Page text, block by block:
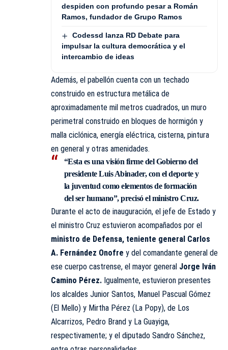
despiden con profundo pesar a Román
Ramos, fundador de Grupo Ramos
Codessd lanza RD Debate para
impulsar la cultura democrática y el
intercambio de ideas
Además, el pabellón cuenta con un techado
construido en estructura metálica de
aproximadamente mil metros cuadrados, un muro
perimetral construido en bloques de hormigón y
malla ciclónica, energía eléctrica, cisterna, pintura
en general y otras amenidades.
“Esta es una visión firme del Gobierno del
presidente Luis Abinader, con el deporte y
la juventud como elementos de formación
del ser humano”, precisó el ministro Cruz.
Durante el acto de inauguración, el jefe de Estado y
el ministro Cruz estuvieron acompañados por el
ministro de Defensa, teniente general Carlos
A. Fernández Onofre y del comandante general de
ese cuerpo castrense, el mayor general Jorge Iván
Camino Pérez. Igualmente, estuvieron presentes
los alcaldes Junior Santos, Manuel Pascual Gómez
(El Mello) y Mirtha Pérez (La Popy), de Los
Alcarrizos, Pedro Brand y La Guayiga,
respectivamente; y el diputado Sandro Sánchez,